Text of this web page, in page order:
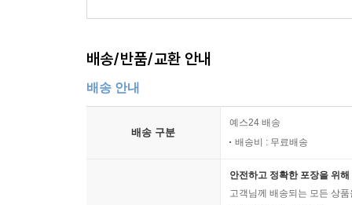
배송/반품/교환 안내
배송 안내
배송 구분
예스24 배송
배송비 : 무료배송
안전하고 정확한 포장을 위
고객님께 배송되는 모든 상